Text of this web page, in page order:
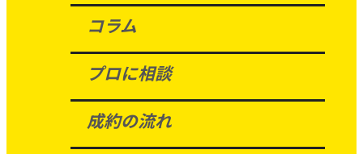
コラム
プロに相談
成約の流れ